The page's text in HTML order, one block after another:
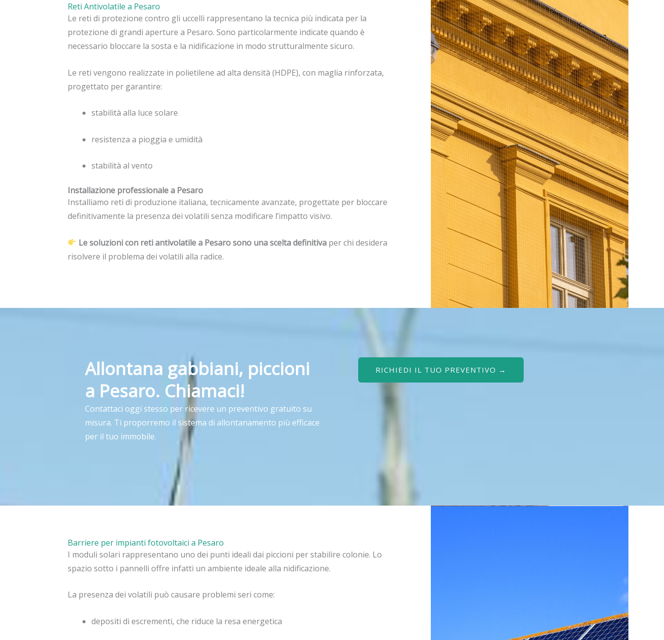
Reti Antivolatile a Pesaro
Le reti di protezione contro gli uccelli rappresentano la tecnica più indicata per la
protezione di grandi aperture a Pesaro. Sono particolarmente indicate quando è
necessario bloccare la sosta e la nidificazione in modo strutturalmente sicuro.
Le reti vengono realizzate in polietilene ad alta densità (HDPE), con maglia rinforzata,
progettato per garantire:
stabilità alla luce solare
resistenza a pioggia e umidità
stabilità al vento
Installazione professionale a Pesaro
Installiamo reti di produzione italiana, tecnicamente avanzate, progettate per bloccare
definitivamente la presenza dei volatili senza modificare l’impatto visivo.
Le soluzioni con reti antivolatile a Pesaro sono una scelta definitiva per chi desidera
risolvere il problema dei volatili alla radice.
Allontana gabbiani, piccioni
a Pesaro. Chiamaci!
Contattaci oggi stesso per ricevere un preventivo gratuito su
misura. Ti proporremo il sistema di allontanamento più efficace
per il tuo immobile.
RICHIEDI IL TUO PREVENTIVO →
Barriere per impianti fotovoltaici a Pesaro
I moduli solari rappresentano uno dei punti ideali dai piccioni per stabilire colonie. Lo
spazio sotto i pannelli offre infatti un ambiente ideale alla nidificazione.
La presenza dei volatili può causare problemi seri come:
depositi di escrementi, che riduce la resa energetica